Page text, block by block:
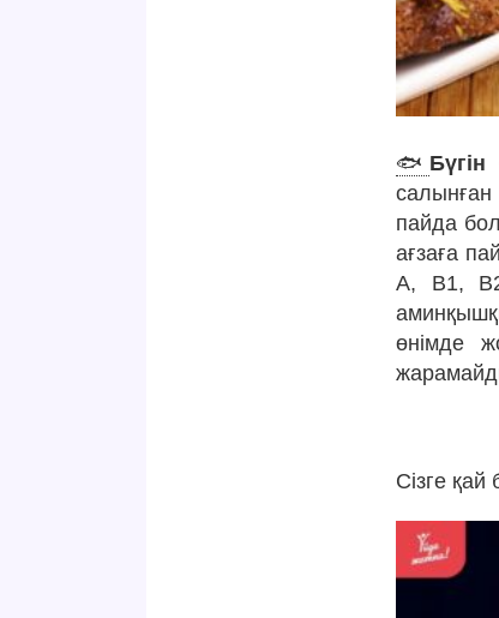
🐟
пайда
ағзаға
А, В1,
өнімде
Сізге